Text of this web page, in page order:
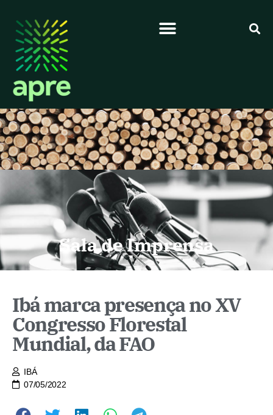
Sala de Imprensa
Ibá marca presença no XV
Congresso Florestal
Mundial, da FAO
IBÁ
07/05/2022